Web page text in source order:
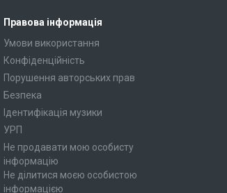
Правова інформація
Умови використання
Конфіденційність
Порушення авторських прав
Безпека
Ідентифікація музики
УРП
Не продавати мою особисту
інформацію
Не ділитися моєю особистою
інформацією